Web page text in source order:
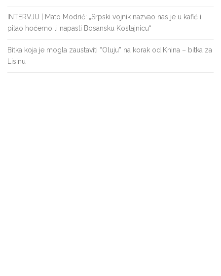
INTERVJU | Mato Modrić: „Srpski vojnik nazvao nas je u kafić i
pitao hoćemo li napasti Bosansku Kostajnicu“
Bitka koja je mogla zaustaviti “Oluju” na korak od Knina – bitka za
Lisinu